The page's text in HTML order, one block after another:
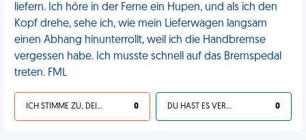
liefern. Ich höre in der Ferne ein Hupen, und als ich den
Kopf drehe, sehe ich, wie mein Lieferwagen langsam
einen Abhang hinunterrollt, weil ich die Handbremse
vergessen habe. Ich musste schnell auf das Bremspedal
treten. FML
ICH STIMME ZU, DEIN LEBEN IST SCHEISSE 0 DU HAST ES VERDIENT 0